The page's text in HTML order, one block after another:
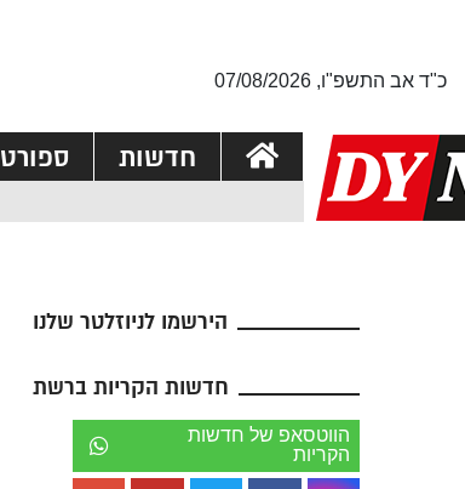
כ"ד אב התשפ"ו, 07/08/2026
חדשות ספורט
הירשמו לניוזלטר שלנו
חדשות הקריות ברשת
הווטסאפ של חדשות
הקריות